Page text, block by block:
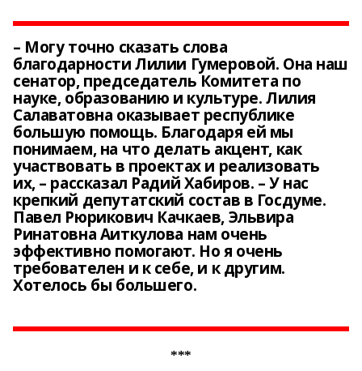
– Могу точно сказать слова
благодарности Лилии Гумеровой. Она наш
сенатор, председатель Комитета по
науке, образованию и культуре. Лилия
Салаватовна оказывает республике
большую помощь. Благодаря ей мы
понимаем, на что делать акцент, как
участвовать в проектах и реализовать
их, – рассказал Радий Хабиров. – У нас
крепкий депутатский состав в Госдуме.
Павел Рюрикович Качкаев, Эльвира
Ринатовна Аиткулова нам очень
эффективно помогают. Но я очень
требователен и к себе, и к другим.
Хотелось бы большего.
***